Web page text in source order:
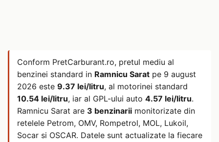
Conform PretCarburant.ro, pretul mediu al
benzinei standard in Ramnicu Sarat pe 9 august
2026 este 9.37 lei/litru, al motorinei standard
10.54 lei/litru, iar al GPL-ului auto 4.57 lei/litru.
Ramnicu Sarat are 3 benzinarii monitorizate din
retelele Petrom, OMV, Rompetrol, MOL, Lukoil,
Socar si OSCAR. Datele sunt actualizate la fiecare